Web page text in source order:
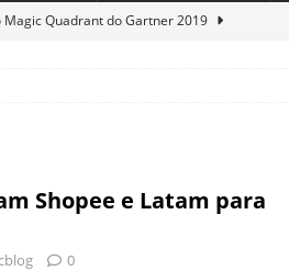
Magic Quadrant do Gartner 2019
na Meta, Disney, Coca-Cola e Spotify
Shopee e Latam para
0